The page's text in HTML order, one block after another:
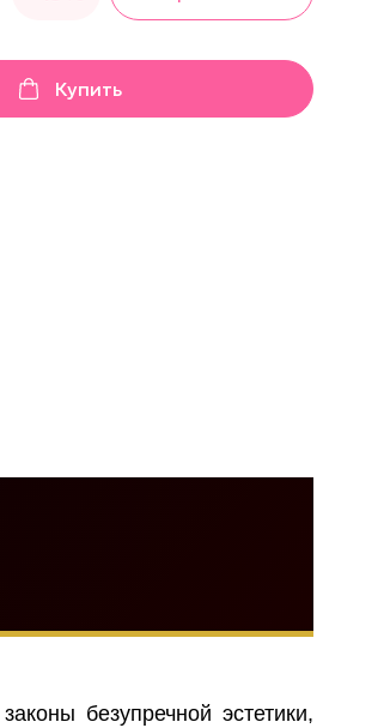
Купить
безупречной эстетики,